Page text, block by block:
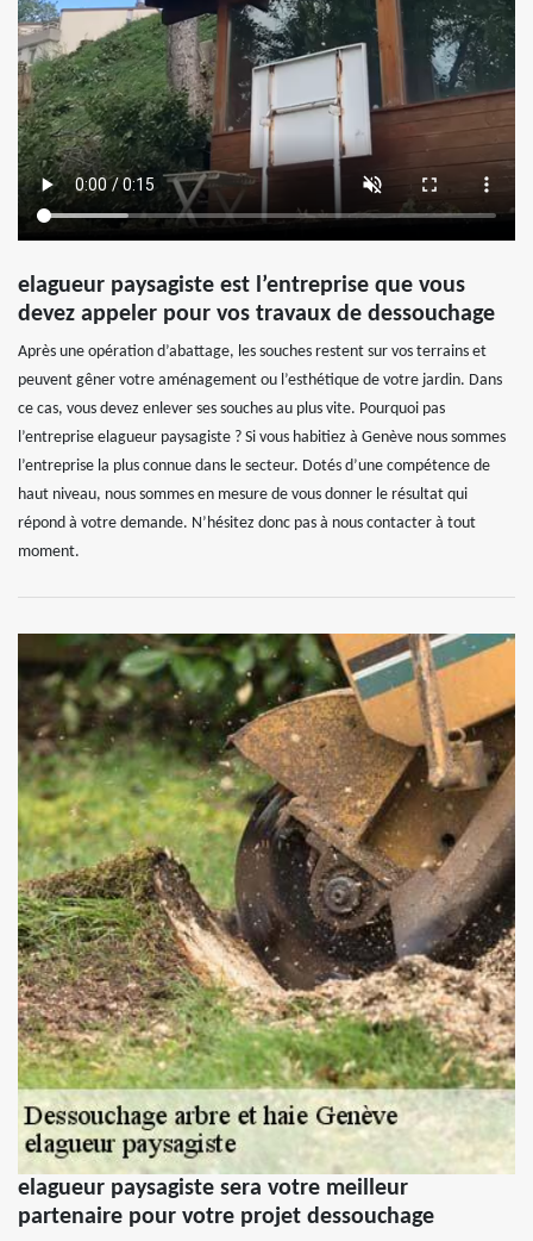
elagueur paysagiste est l’entreprise que vous
devez appeler pour vos travaux de dessouchage
Après une opération d’abattage, les souches restent sur vos terrains et
peuvent gêner votre aménagement ou l’esthétique de votre jardin. Dans
ce cas, vous devez enlever ses souches au plus vite. Pourquoi pas
l’entreprise elagueur paysagiste ? Si vous habitiez à Genève nous sommes
l’entreprise la plus connue dans le secteur. Dotés d’une compétence de
haut niveau, nous sommes en mesure de vous donner le résultat qui
répond à votre demande. N’hésitez donc pas à nous contacter à tout
moment.
elagueur paysagiste sera votre meilleur
partenaire pour votre projet dessouchage